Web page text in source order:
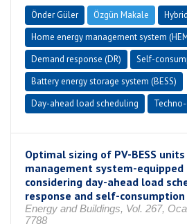
Önder Güler Özgün Makale
Home energy management system
Demand response (DR)
Self-
Battery energy storage system (BESS)
Day-ahead load scheduling
Optimal sizing of PV-BESS
management system-equipped
considering day-ahead load
response and self-consumption
Energy and Buildings, Vol. 267,
7788